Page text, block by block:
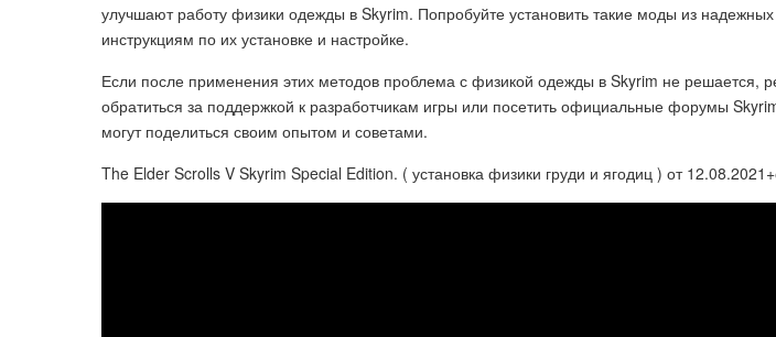
улучшают работу физики одежды в Skyrim. Попробуйте установить такие моды из надежных
инструкциям по их установке и настройке.
Если после применения этих методов проблема с физикой одежды в Skyrim не решается,
обратиться за поддержкой к разработчикам игры или посетить официальные форумы
могут поделиться своим опытом и советами.
The Elder Scrolls V Skyrim Special Edition. ( установка физики груди и ягодиц ) от